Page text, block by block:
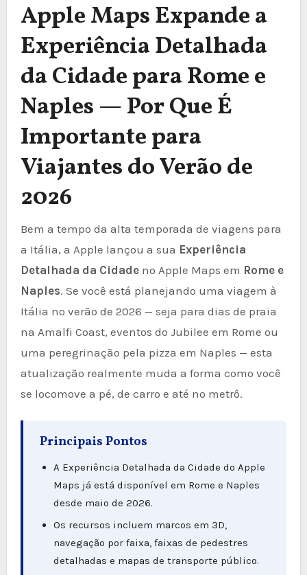
Apple Maps Expande a
Experiência Detalhada
da Cidade para Rome e
Naples — Por Que É
Importante para
Viajantes do Verão de
2026
Bem a tempo da alta temporada de viagens para
a Itália, a Apple lançou a sua Experiência
Detalhada da Cidadeno Apple Maps em Rome e
Naples. Se você está planejando uma viagem à
Itália no verão de 2026 — seja para dias de praia
na Amalfi Coast, eventos do Jubilee em Rome ou
uma peregrinação pela pizza em Naples — esta
atualização realmente muda a forma como você
se locomove a pé, de carro e até no metrô.
Principais Pontos
A Experiência Detalhada da Cidade do Apple
Maps já está disponível em Rome e Naples
desde maio de 2026.
Os recursos incluem marcos em 3D,
navegação por faixa, faixas de pedestres
detalhadas e mapas de transporte público.